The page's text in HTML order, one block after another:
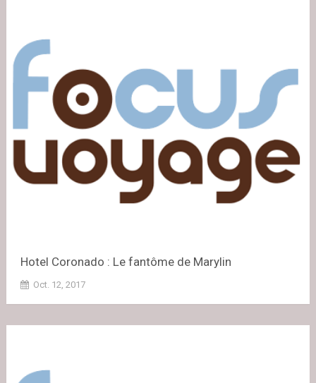
Hotel Coronado : Le fantôme de Marylin
Oct. 12, 2017